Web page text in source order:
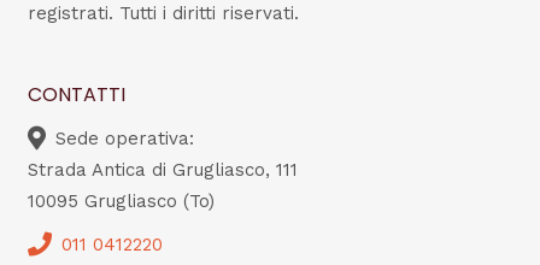
registrati. Tutti i diritti riservati.
CONTATTI
Sede operativa:
Strada Antica di Grugliasco, 111
10095 Grugliasco (To)
011 0412220